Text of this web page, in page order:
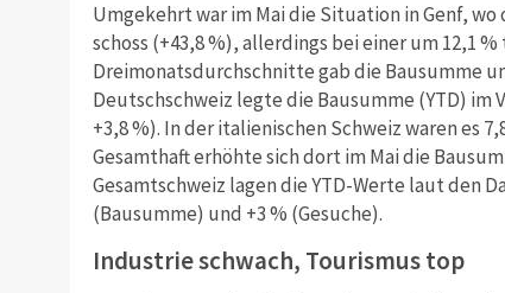
Umgekehrt war im Mai die Situation in Genf,
schoss (+43,8 %), allerdings bei einer um 12,1
Dreimonatsdurchschnitte gab die Bausumme
Deutschschweiz legte die Bausumme (YTD) im
+3,8 %). In der italienischen Schweiz waren es
Gesamthaft erhöhte sich dort im Mai die
Gesamtschweiz lagen die YTD-Werte laut den
(Bausumme) und +3 % (Gesuche).
Industrie schwach, Tourismus top